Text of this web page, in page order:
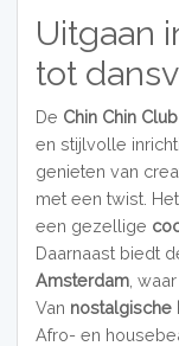
Uitgaan
tot
De Chin Chin Club
en stijlvolle
genieten van
met een twist.
een gezellige
Daarnaast biedt
Amsterdam,
Van nostalgische
Afro- en